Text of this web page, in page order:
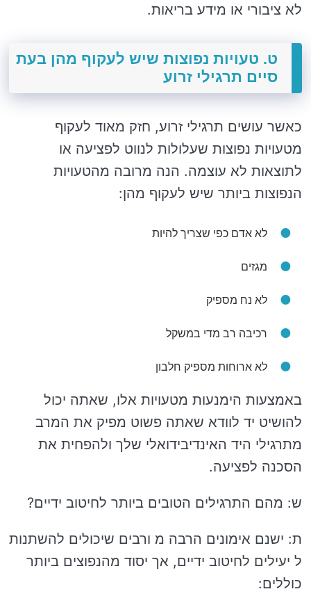
לא ציבורי או מידע בריאות.
ט. טעויות נפוצות שיש לעקוף מהן בעת ​​
סיים תרגילי זרוע
כאשר עושים תרגילי זרוע, חזק מאוד לעקוף
מטעויות נפוצות שעלולות לנווט לפציעה או
לתוצאות לא עוצמה. הנה מרובה מהטעויות
הנפוצות ביותר שיש לעקוף מהן:
לא אדם כפי שצריך להיות
מגזים
לא נח מספיק
רכיבה רב מדי במשקל
לא ארוחות מספיק חלבון
באמצעות הימנעות מטעויות אלו, שאתה יכול
להושיט יד לוודא שאתה פשוט מפיק את המרב
מתרגילי היד האינדיבידואלי שלך ולהפחית את
הסכנה לפציעה.
ש: מהם התרגילים הטובים ביותר לחיטוב ידיים?
ת: ישנם אימונים הרבה מ ורבים שיכולים להשתנות
ל יעילים לחיטוב ידיים, אך יסוד מהנפוצים ביותר
כוללים: